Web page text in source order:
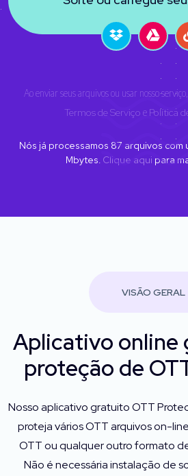
Ao enviar seus arquivos ou usar nosso
Termos de Serviço e Política
Nós já processamos 87 arquivos com
Mbytes. Clique aqui para
VISÃO GERAL
Aplicativo online
proteção de
Nosso aplicativo gratuito OTT
proteja vários OTT arquivos on-
OTT ou qualquer outro formato
Não é necessária instalação de